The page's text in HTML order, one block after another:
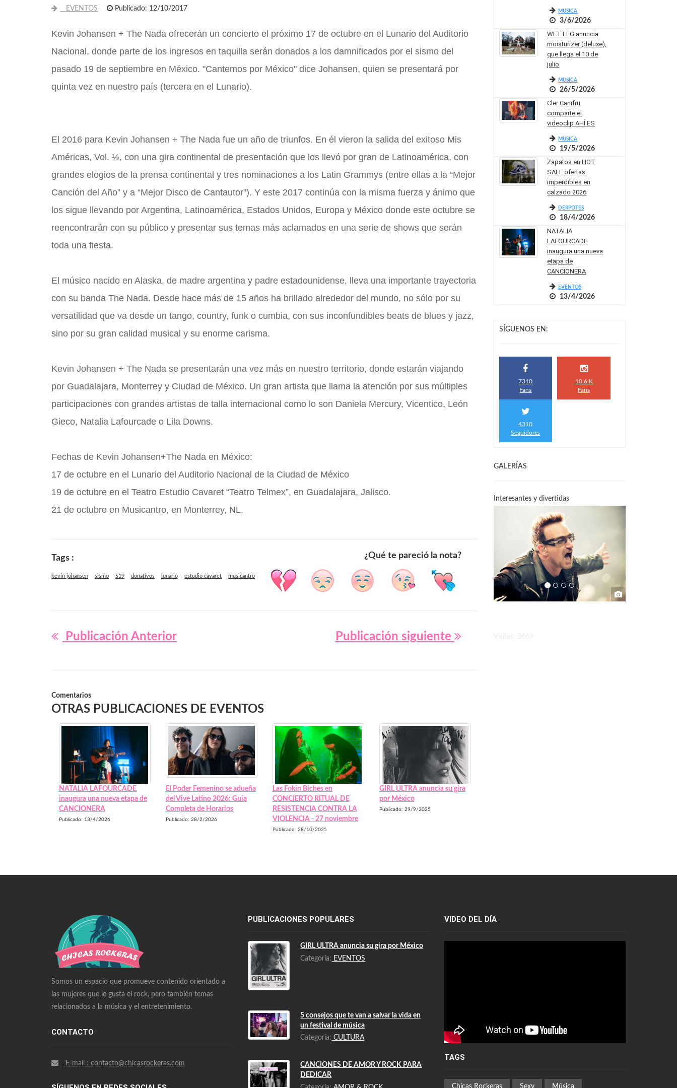
EVENTOS Publicado: 12/10/2017
Kevin Johansen + The Nada ofrecerán un concierto el próximo 17 de octubre en el Lunario del Auditorio
Nacional, donde parte de los ingresos en taquilla serán donados a los damnificados por el sismo del
pasado 19 de septiembre en México. "Cantemos por México" dice Johansen, quien se presentará por
quinta vez en nuestro país (tercera en el Lunario).
El 2016 para Kevin Johansen + The Nada fue un año de triunfos. En él vieron la salida del exitoso Mis
Américas, Vol. ½, con una gira continental de presentación que los llevó por gran de Latinoamérica, con
grandes elogios de la prensa continental y tres nominaciones a los Latin Grammys (entre ellas a la “Mejor
Canción del Año” y a “Mejor Disco de Cantautor”). Y este 2017 continúa con la misma fuerza y ánimo que
los sigue llevando por Argentina, Latinoamérica, Estados Unidos, Europa y México donde este octubre se
reencontrarán con su público y presentar sus temas más aclamados en una serie de shows que serán
toda una fiesta.
El músico nacido en Alaska, de madre argentina y padre estadounidense, lleva una importante trayectoria
con su banda The Nada. Desde hace más de 15 años ha brillado alrededor del mundo, no sólo por su
versatilidad que va desde un tango, country, funk o cumbia, con sus inconfundibles beats de blues y jazz,
sino por su gran calidad musical y su enorme carisma.
Kevin Johansen + The Nada se presentarán una vez más en nuestro territorio, donde estarán viajando
por Guadalajara, Monterrey y Ciudad de México. Un gran artista que llama la atención por sus múltiples
participaciones con grandes artistas de talla internacional como lo son Daniela Mercury, Vicentico, León
Gieco, Natalia Lafourcade o Lila Downs.
Fechas de Kevin Johansen+The Nada en México:
17 de octubre en el Lunario del Auditorio Nacional de la Ciudad de México
19 de octubre en el Teatro Estudio Cavaret “Teatro Telmex”, en Guadalajara, Jalisco.
21 de octubre en Musicantro, en Monterrey, NL.
Tags :
kevin johansen sismo S19 donativos lunario estudio cavaret musicantro
¿Qué te pareció la nota?
Publicación Anterior Publicación siguiente
Comentarios
OTRAS PUBLICACIONES DE EVENTOS
NATALIA LAFOURCADE
inaugura una nueva etapa de
CANCIONERA
Publicado: 13/4/2026
El Poder Femenino se adueña
del Vive Latino 2026: Guía
Completa de Horarios
Publicado: 28/2/2026
Las Fokin Biches en
CONCIERTO RITUAL DE
RESISTENCIA CONTRA LA
VIOLENCIA - 27 noviembre
Publicado: 28/10/2025
GIRL ULTRA anuncia su gira
por México
Publicado: 29/9/2025
MUSICA
3/6/2026
WET LEG anuncia
moisturizer (deluxe),
que llega el 10 de
julio
MUSICA
26/5/2026
Cler Canifru
comparte el
videoclip AHÍ ES
MUSICA
19/5/2026
Zapatos en HOT
SALE ofertas
imperdibles en
calzado 2026
DERPOTES
18/4/2026
NATALIA
LAFOURCADE
inaugura una nueva
etapa de
CANCIONERA
EVENTOS
13/4/2026
SÍGUENOS EN:
7310
Fans
10.6 K
Fans
4310
Seguidores
GALERÍAS
Interesantes y divertidas
Somos un espacio que promueve contenido orientado a
las mujeres que le gusta el rock, pero también temas
relacionados a la música y el entretenimiento.
CONTACTO
E-mail : contacto@chicasrockeras.com
Swiss Replica Watches
Audemars Piguet Watches Replica
Rolex Watches Replica
Richard Mille Watches Replica
Omega Watches Replica
PUBLICACIONES POPULARES
GIRL ULTRA anuncia su gira por México
Categoría: EVENTOS
5 consejos que te van a salvar la vida en
un festival de música
Categoría: CULTURA
CANCIONES DE AMOR Y ROCK PARA
DEDICAR
VIDEO DEL DÍA
TAGS
Chicas Rockeras Sexy Música